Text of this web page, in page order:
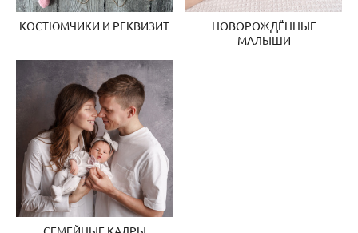
КОСТЮМЧИКИ И РЕКВИЗИТ
НОВОРОЖДЁННЫЕ
МАЛЫШИ